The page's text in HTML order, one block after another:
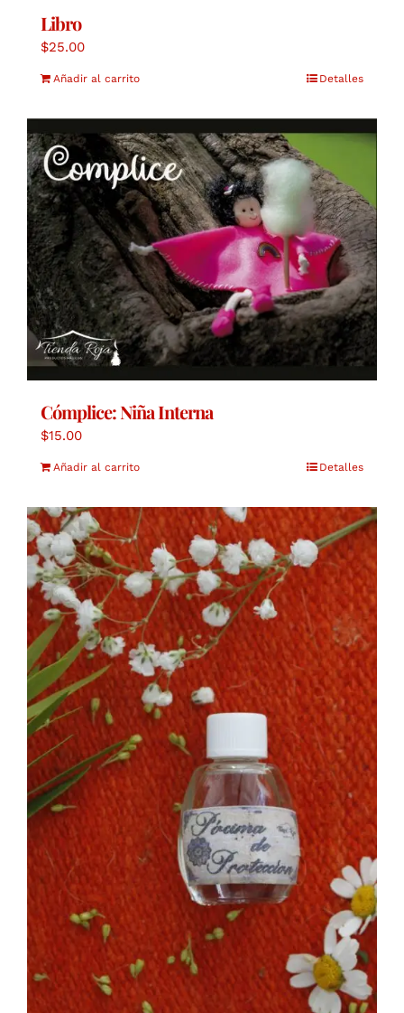
Libro
$25.00
Añadir al carrito Detalles
Cómplice: Niña Interna
$15.00
Añadir al carrito Detalles